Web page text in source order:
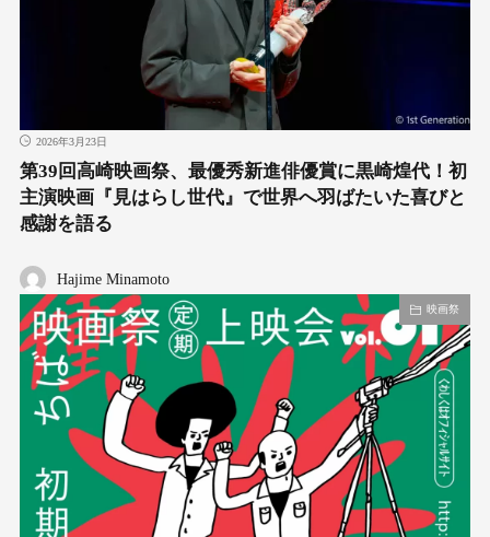
2026年3月23日
第39回高崎映画祭、最優秀新進俳優賞に黒崎煌代！初
主演映画『見はらし世代』で世界へ羽ばたいた喜びと
感謝を語る
Hajime Minamoto
映画祭